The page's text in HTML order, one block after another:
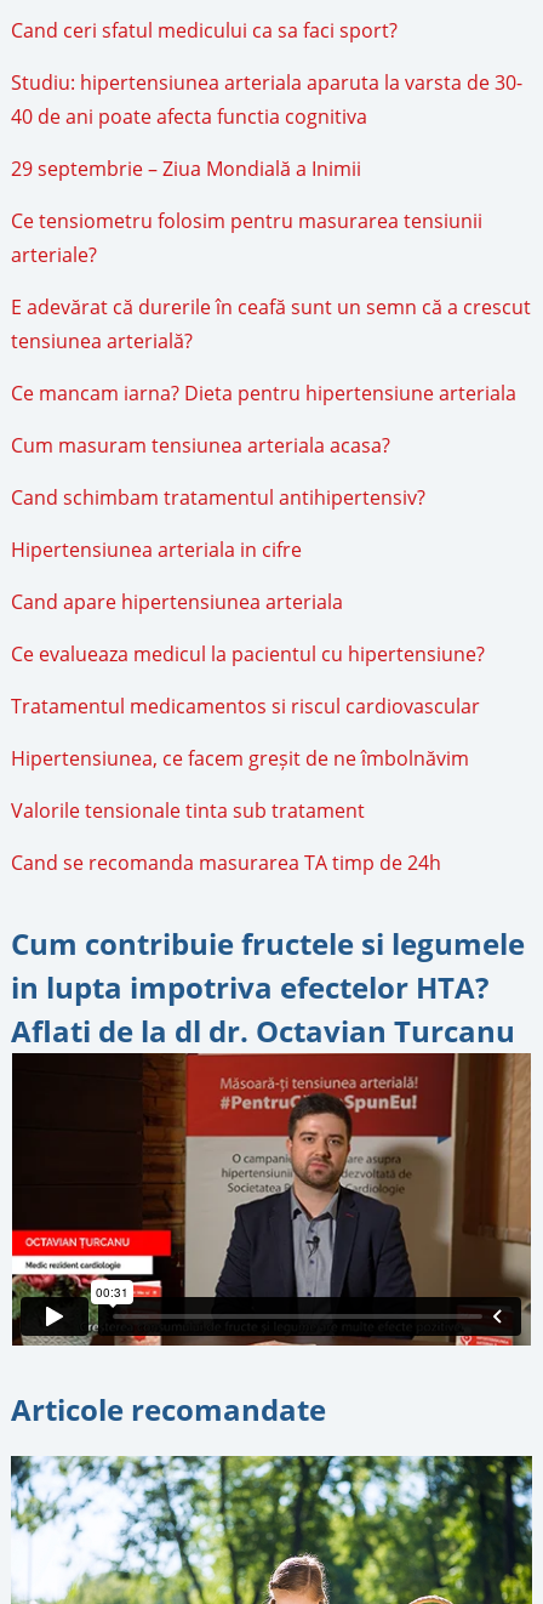
Cand ceri sfatul medicului ca sa faci sport?
Studiu: hipertensiunea arteriala aparuta la varsta de 30-
40 de ani poate afecta functia cognitiva
29 septembrie – Ziua Mondială a Inimii
Ce tensiometru folosim pentru masurarea tensiunii
arteriale?
E adevărat că durerile în ceafă sunt un semn că a crescut
tensiunea arterială?
Ce mancam iarna? Dieta pentru hipertensiune arteriala
Cum masuram tensiunea arteriala acasa?
Cand schimbam tratamentul antihipertensiv?
Hipertensiunea arteriala in cifre
Cand apare hipertensiunea arteriala
Ce evalueaza medicul la pacientul cu hipertensiune?
Tratamentul medicamentos si riscul cardiovascular
Hipertensiunea, ce facem greșit de ne îmbolnăvim
Valorile tensionale tinta sub tratament
Cand se recomanda masurarea TA timp de 24h
Cum contribuie fructele si legumele
in lupta impotriva efectelor HTA?
Aflati de la dl dr. Octavian Turcanu
Articole recomandate